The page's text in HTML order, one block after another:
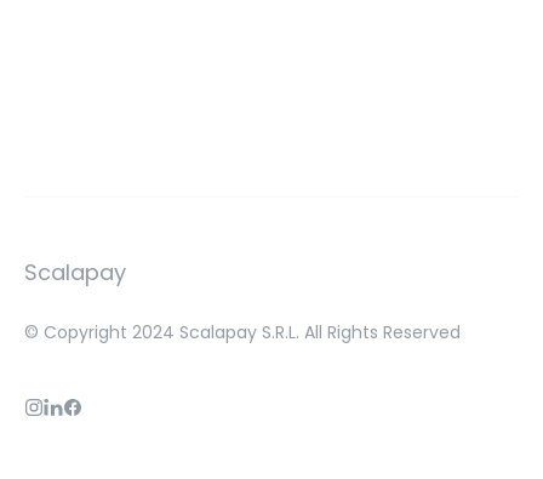
Scalapay
© Copyright 2024 Scalapay S.R.L. All Rights Reserved